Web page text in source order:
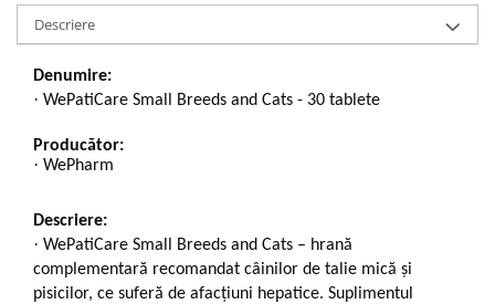
Descriere
Denumire:
· WePatiCare Small Breeds and Cats - 30 tablete
Producător:
· WePharm
Descriere:
· WePatiCare Small Breeds and Cats – hrană
complementară recomandat câinilor de talie mică și
pisicilor, ce suferă de afacțiuni hepatice. Suplimentul